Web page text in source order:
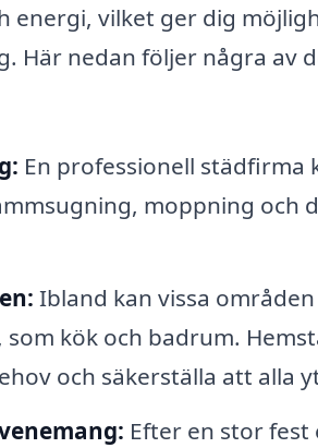
energi, vilket ger dig
Här nedan följer några av
En professionell städfirma
moppning och
Ibland kan vissa
kök och badrum.
och säkerställa att alla
Efter en stor fest